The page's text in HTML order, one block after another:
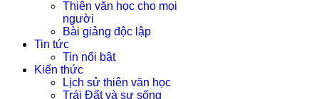
Thiên văn học cho mọi
người
Bài giảng độc lập
Tin tức
Tin nổi bật
Kiến thức
Lịch sử thiên văn học
Trái Đất và sự sống